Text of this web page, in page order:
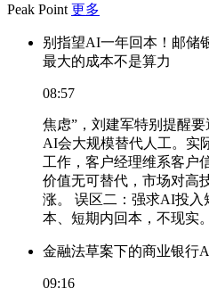
Peak Point 更多
别指望AI一年回本！邮储
最大的成本不是算力
08:57
焦虑”，刘建军特别提醒要
AI会大规模替代人工。实
工作，客户经理维系客户
价值无可替代，市场对高
涨。 误区二：强求AI投入
本、短期内回本，不现实。
金融法草案下的商业银行
09:16